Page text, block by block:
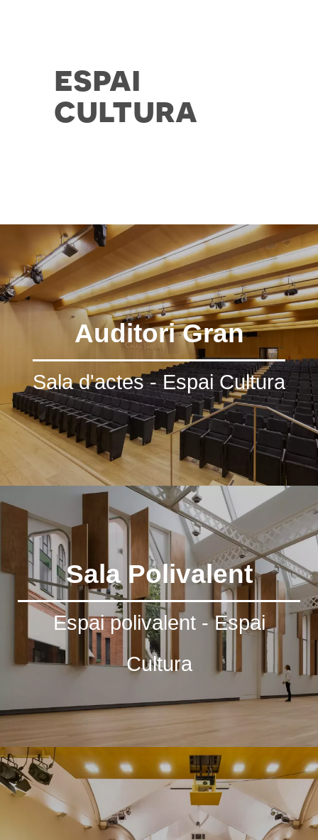
espai
cultura
Auditori Gran
Sala d'actes - Espai Cultura
Sala Polivalent
Espai polivalent - Espai
Cultura